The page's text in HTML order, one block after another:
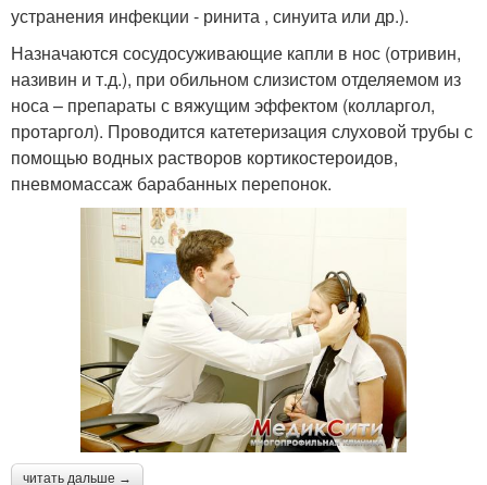
устранения инфекции - ринита , синуита или др.).
Назначаются сосудосуживающие капли в нос (отривин,
називин и т.д.), при обильном слизистом отделяемом из
носа – препараты с вяжущим эффектом (колларгол,
протаргол). Проводится катетеризация слуховой трубы с
помощью водных растворов кортикостероидов,
пневмомассаж барабанных перепонок.
читать дальше →